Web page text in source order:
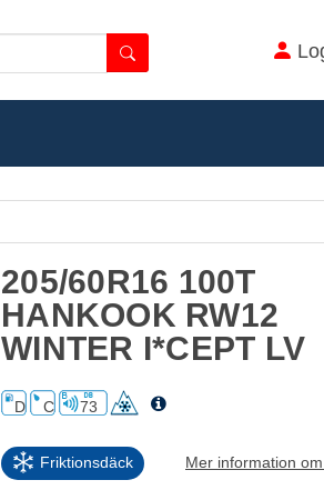
205/60R16 100T
HANKOOK RW12
WINTER I*CEPT LV
D C 73
Friktionsdäck Mer information